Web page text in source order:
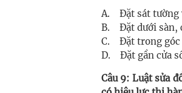
A. Đặt sát tường
B. Đặt dưới sàn,
C. Đặt trong góc
D. Đặt gần cửa
Câu 9: Luật sửa